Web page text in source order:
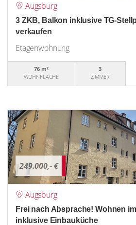
Augsburg
3 ZKB, Balkon inklusive TG-
verkaufen
Etagenwohnung
76 m²
WOHNFLÄCHE
3
ZIMMER
249.000,- €
Augsburg
Frei nach Absprache! Wohnen
inklusive Einbauküche